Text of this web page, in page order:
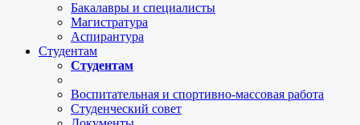
Бакалавры и специалисты
Магистратура
Аспирантура
Студентам
Студентам
Воспитательная и спортивно-массовая работа
Студенческий совет